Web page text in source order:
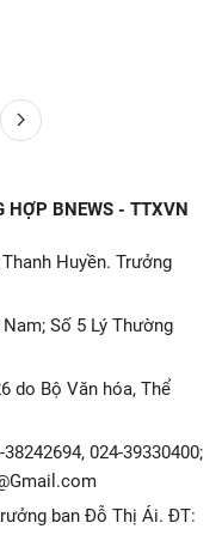
HỢP BNEWS - TTXVN
Huyền. Trưởng
Số 5 Lý Thường
do Bộ Văn hóa, Thể
024-39330400;
ban Đỗ Thị Ái. ĐT: